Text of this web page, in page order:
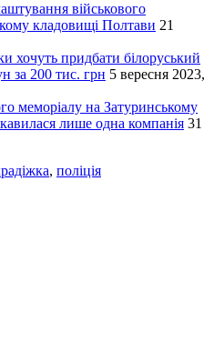
військового
кладовищі Полтави 21
хочуть придбати білоруський
за 200 тис. грн 5 вересня 2023,
меморіалу на Затуринському
лише одна компанія 31
, поліція